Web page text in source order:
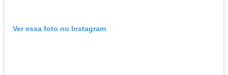
Ver essa foto no Instagram